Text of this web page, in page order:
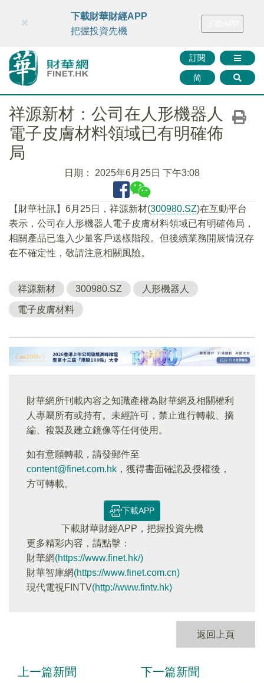
財華智庫網 FINTV FINMETA 財華證券 媒體矩陣
訂閱
简
×
下載財華財經APP
把握投資先機
祥源新材：公司在人形機器人
電子皮膚材料領域已有明確佈
局
日期： 2025年6月25日 下午3:08
【財華社訊】6月25日，祥源新材(300980.SZ)在互動平台
表示，公司在人形機器人電子皮膚材料領域已有明確佈局，
相關產品已進入少量客戶送樣階段。但後續業務開展情況存
在不確定性，敬請注意相關風險。
祥源新材 300980.SZ 人形機器人
電子皮膚材料
財華網所刊載內容之知識產權為財華網及相關權利
人專屬所有或持有。未經許可，禁止進行轉載、摘
編、複製及建立鏡像等任何使用。
如有意願轉載，請發郵件至
content@finet.com.hk ，獲得書面確認及授權後，
方可轉載。
下載APP
下載財華財經APP，把握投資先機
更多精彩内容，請點擊：
財華網(https://www.finet.hk/)
財華智庫網(https://www.finet.com.cn)
現代電視FINTV(http://www.fintv.hk)
返回上頁
上一篇新聞 下一篇新聞